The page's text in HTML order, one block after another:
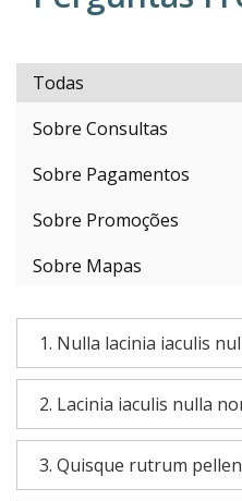
Todas
Sobre Consultas
Sobre Pagamentos
Sobre Promoções
Sobre Mapas
1. Nulla lacinia iaculis
2. Lacinia iaculis nulla
3. Quisque rutrum